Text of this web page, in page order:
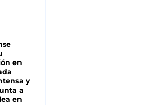
en
y
a
en